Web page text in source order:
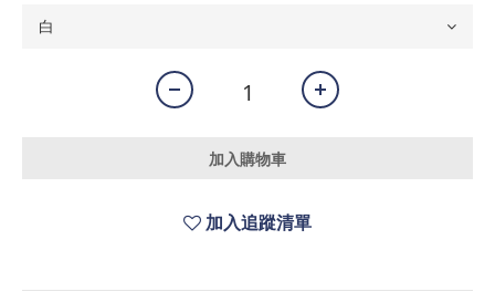
加入購物車
加入追蹤清單